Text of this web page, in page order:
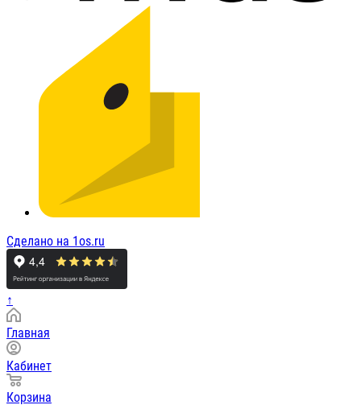
Сделано на 1os.ru
↑
Главная
Кабинет
Корзина